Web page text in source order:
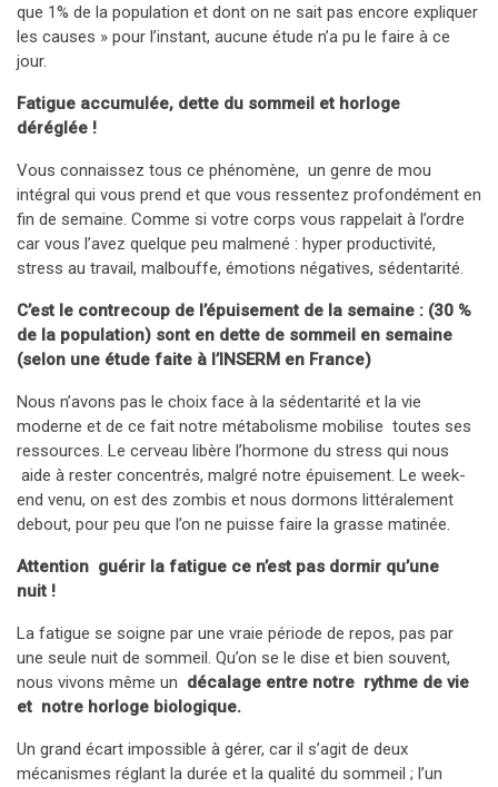
que 1% de la population et dont on ne sait pas encore expliquer
les causes » pour l’instant, aucune étude n’a pu le faire à ce
jour.
Fatigue accumulée, dette du sommeil et horloge
déréglée !
Vous connaissez tous ce phénomène, un genre de mou
intégral qui vous prend et que vous ressentez profondément en
fin de semaine. Comme si votre corps vous rappelait à l’ordre
car vous l’avez quelque peu malmené : hyper productivité,
stress au travail, malbouffe, émotions négatives, sédentarité.
C’est le contrecoup de l’épuisement de la semaine : (30 %
de la population) sont en dette de sommeil en semaine
(selon une étude faite à l’INSERM en France)
Nous n’avons pas le choix face à la sédentarité et la vie
moderne et de ce fait notre métabolisme mobilise toutes ses
ressources. Le cerveau libère l’hormone du stress qui nous
aide à rester concentrés, malgré notre épuisement. Le week-
end venu, on est des zombis et nous dormons littéralement
debout, pour peu que l’on ne puisse faire la grasse matinée.
Attention guérir la fatigue ce n’est pas dormir qu’une
nuit !
La fatigue se soigne par une vraie période de repos, pas par
une seule nuit de sommeil. Qu’on se le dise et bien souvent,
nous vivons même un décalage entre notre rythme de vie
et notre horloge biologique.
Un grand écart impossible à gérer, car il s’agit de deux
mécanismes réglant la durée et la qualité du sommeil ; l’un